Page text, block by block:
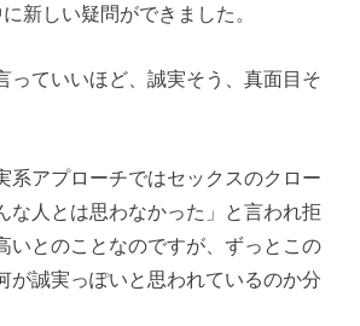
新しい疑問ができました。
っていいほど、誠実そう、真面目そ
系アプローチではセックスのクロー
な人とは思わなかった」と言われ拒
いとのことなのですが、ずっとこの
が誠実っぽいと思われているのか分